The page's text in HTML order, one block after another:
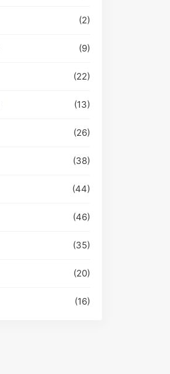
(2)
(9)
(22)
(13)
(26)
(38)
(44)
(46)
(35)
(20)
(16)